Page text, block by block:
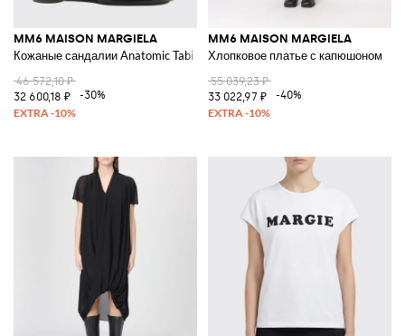
MM6 MAISON MARGIELA
Кожаные сандалии Anatomic Tabi
46 572,10 ₽
32 600,18 ₽
-30%
MM6 MAISON MARGIELA
Хлопковое платье с капюшоном
55 039,23 ₽
33 022,97 ₽
-40%